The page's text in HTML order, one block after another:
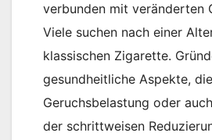
verbunden mit veränderten
Viele suchen nach einer
klassischen Zigarette.
gesundheitliche Aspekte, die
Geruchsbelastung oder
der schrittweisen